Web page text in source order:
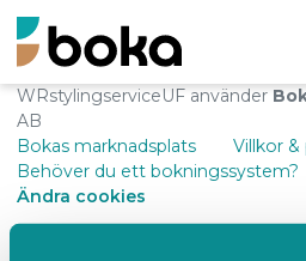
WRstylingserviceUF använder
AB
Bokas marknadsplats
Villkor &
Behöver du ett bokningssystem?
Ändra cookies